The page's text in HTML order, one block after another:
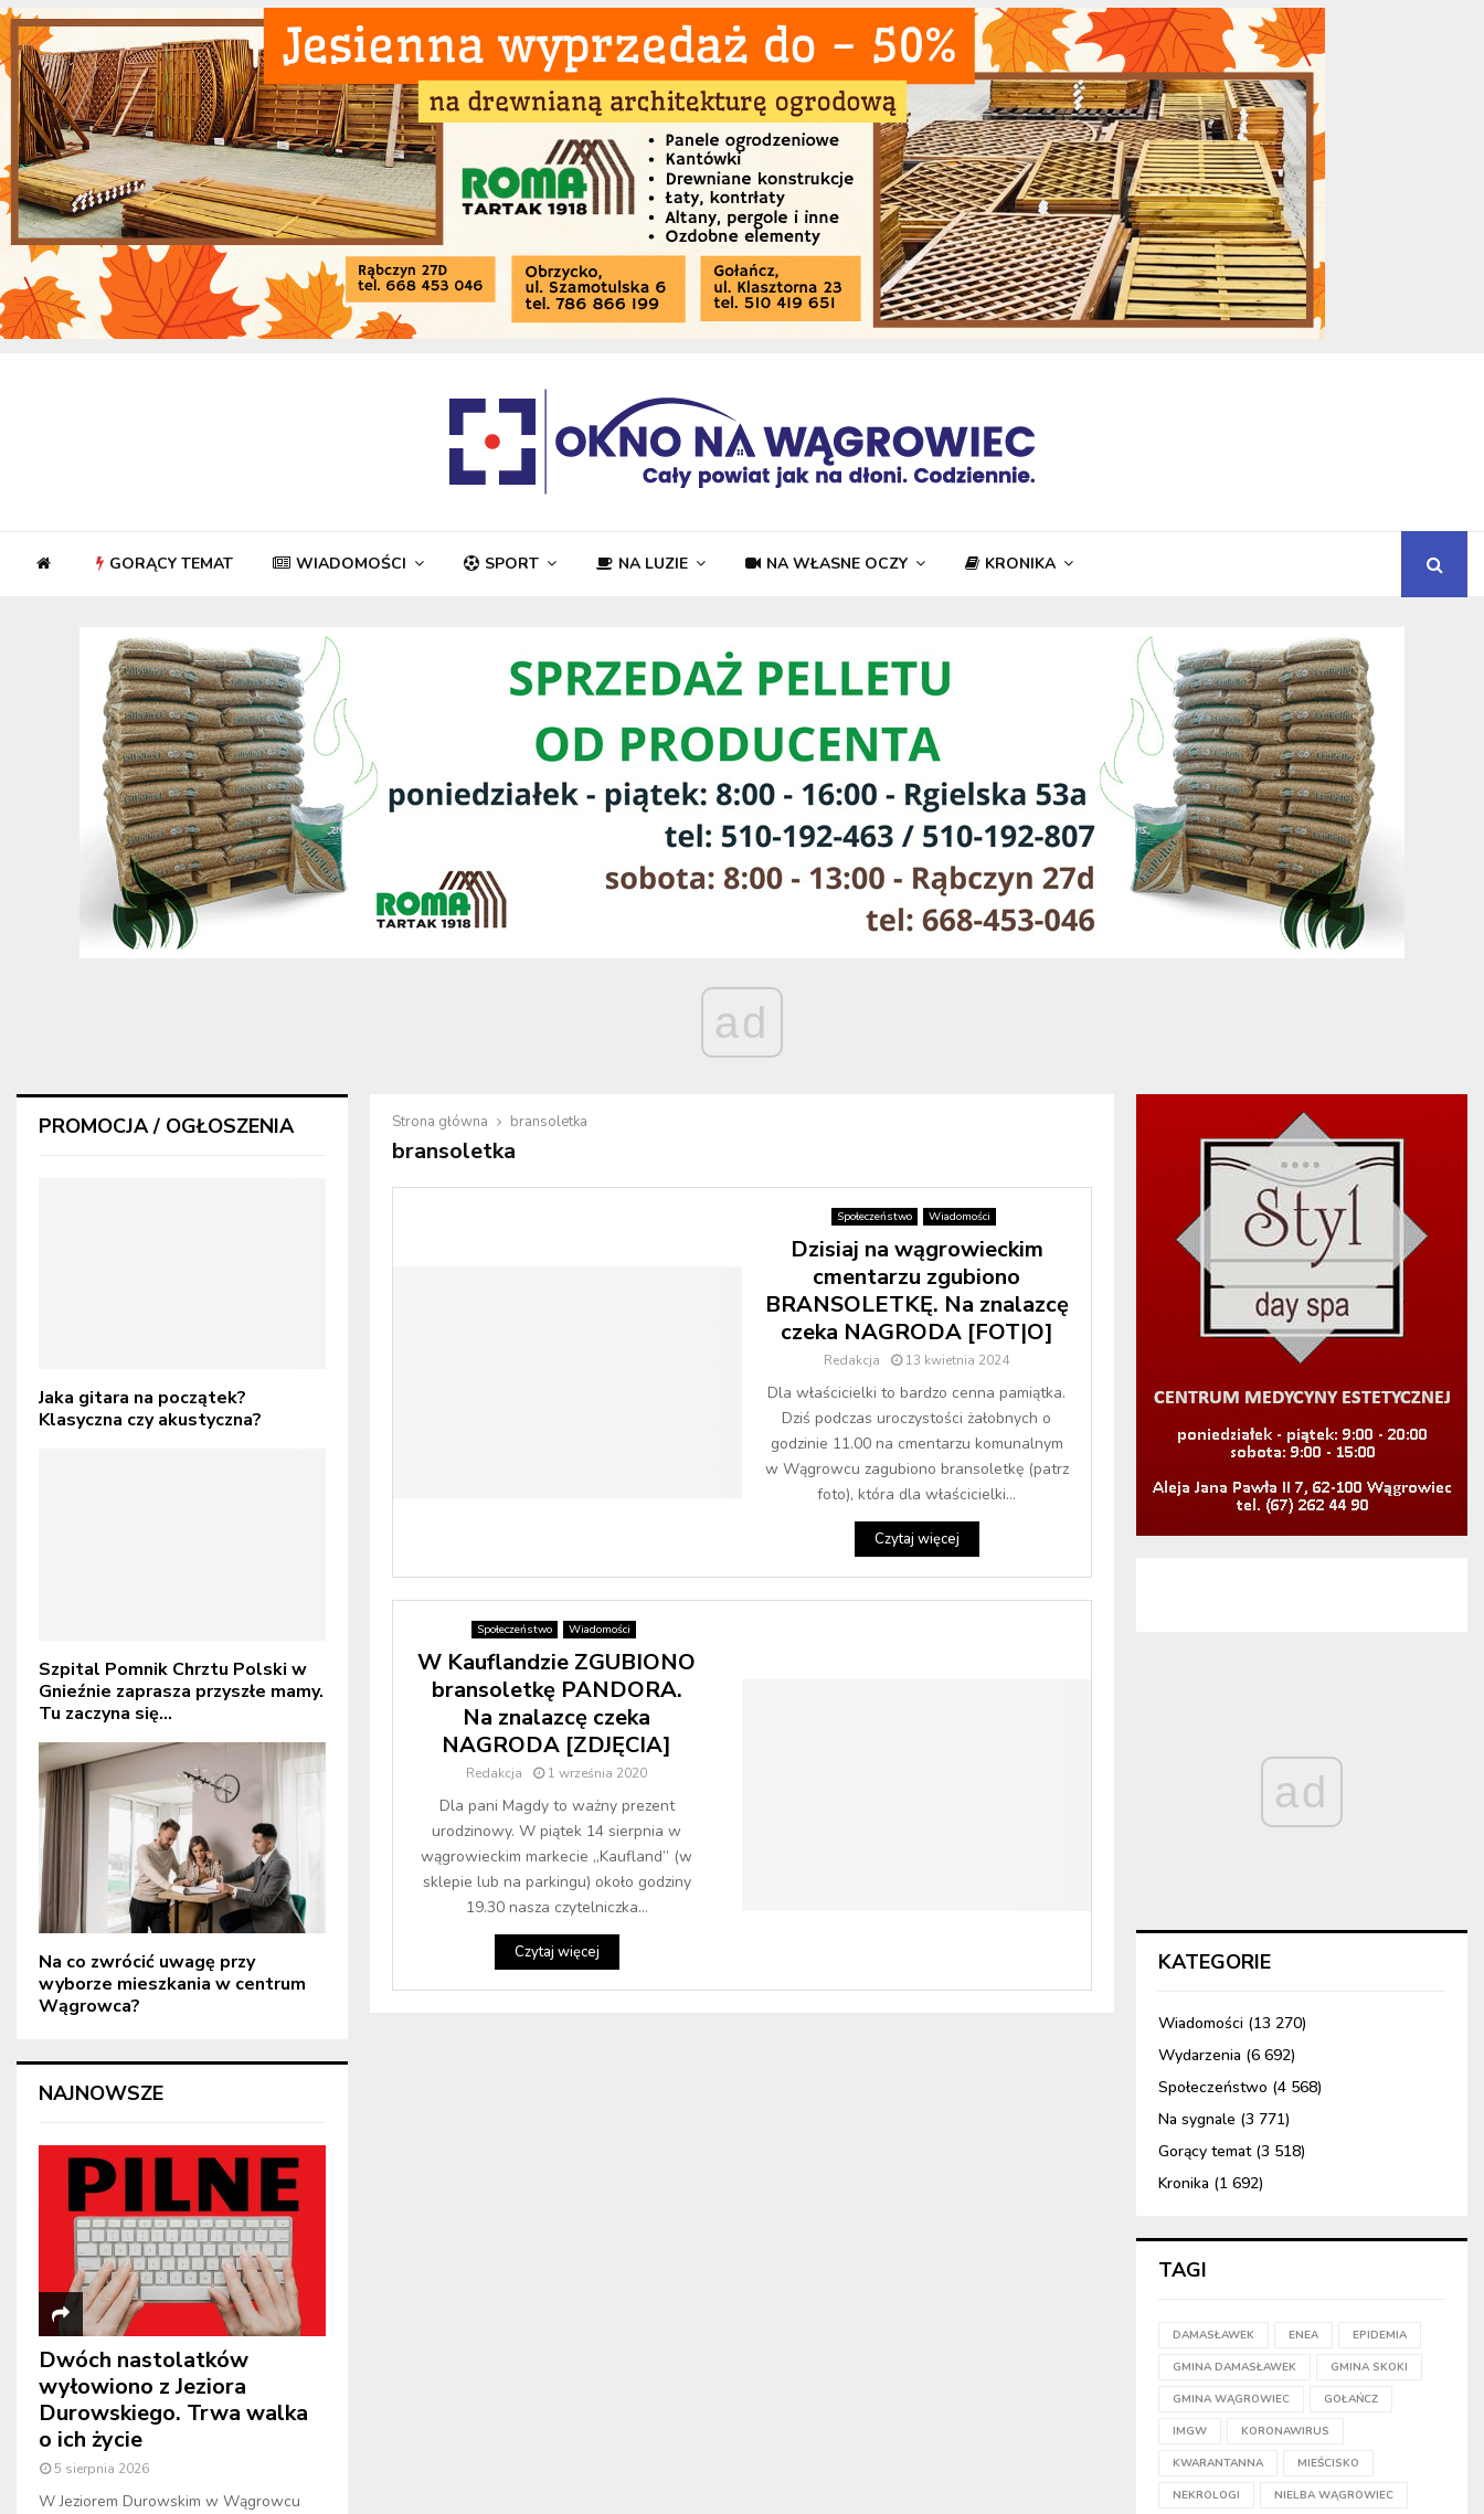
GORĄCY TEMAT WIADOMOŚCI SPORT NA LUZIE NA WŁASNE OCZY KRONIKA
ad
Strona główna bransoletka
bransoletka
Społeczeństwo Wiadomości
Dzisiaj na wągrowieckim
cmentarzu zgubiono
BRANSOLETKĘ. Na znalazcę
czeka NAGRODA [FOT|O]
Redakcja 13 kwietnia 2024
Dla właścicielki to bardzo cenna pamiątka.
Dziś podczas uroczystości żałobnych o
godzinie 11.00 na cmentarzu komunalnym
w Wągrowcu zagubiono bransoletkę (patrz
foto), która dla właścicielki...
Czytaj więcej
Społeczeństwo Wiadomości
W Kauflandzie ZGUBIONO
bransoletkę PANDORA.
Na znalazcę czeka
NAGRODA [ZDJĘCIA]
Redakcja 1 września 2020
Dla pani Magdy to ważny prezent
urodzinowy. W piątek 14 sierpnia w
wągrowieckim markecie „Kaufland” (w
sklepie lub na parkingu) około godziny
19.30 nasza czytelniczka...
Czytaj więcej
PROMOCJA / OGŁOSZENIA
Jaka gitara na początek?
Klasyczna czy akustyczna?
Szpital Pomnik Chrztu Polski w
Gnieźnie zaprasza przyszłe mamy.
Tu zaczyna się...
Na co zwrócić uwagę przy
wyborze mieszkania w centrum
Wągrowca?
NAJNOWSZE
Dwóch nastolatków
wyłowiono z Jeziora
Durowskiego. Trwa walka
o ich życie
5 sierpnia 2026
W Jeziorem Durowskim w Wągrowcu
ad
KATEGORIE
Wiadomości (13 270)
Wydarzenia (6 692)
Społeczeństwo (4 568)
Na sygnale (3 771)
Gorący temat(3 518)
Kronika (1 692)
TAGI
DAMASŁAWEK ENEA EPIDEMIA
GMINA DAMASŁAWEK GMINA SKOKI
GMINA WĄGROWIEC GOŁAŃCZ
IMGW KORONAWIRUS
KWARANTANNA MIEŚCISKO
NEKROLOGI NIELBA WĄGROWIEC